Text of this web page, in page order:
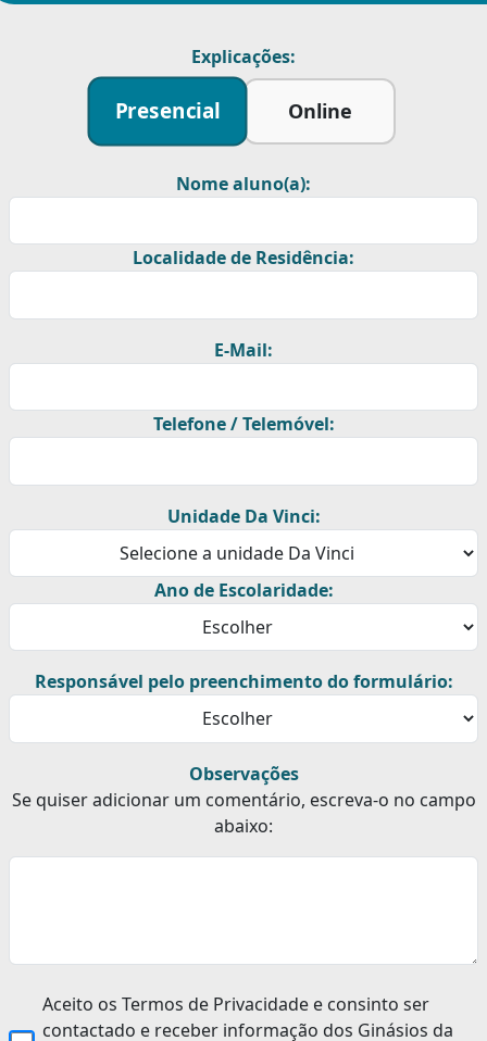
Explicações:
Presencial Online
Nome aluno(a):
Localidade de Residência:
E-Mail:
Telefone / Telemóvel:
Unidade Da Vinci:
Ano de Escolaridade:
Responsável pelo preenchimento do formulário:
Observações
Se quiser adicionar um comentário, escreva-o no campo
abaixo:
Aceito os Termos de Privacidade e consinto ser
contactado e receber informação dos Ginásios da